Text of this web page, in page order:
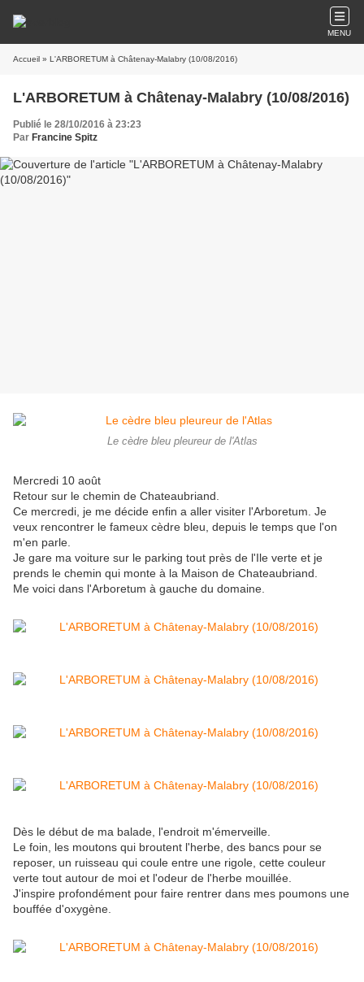
MENU
Accueil » L'ARBORETUM à Châtenay-Malabry (10/08/2016)
L'ARBORETUM à Châtenay-Malabry (10/08/2016)
Publié le 28/10/2016 à 23:23
Par Francine Spitz
Le cèdre bleu pleureur de l'Atlas
Mercredi 10 août
Retour sur le chemin de Chateaubriand.
Ce mercredi, je me décide enfin a aller visiter l'Arboretum. Je
veux rencontrer le fameux cèdre bleu, depuis le temps que l'on
m'en parle.
Je gare ma voiture sur le parking tout près de l'Ile verte et je
prends le chemin qui monte à la Maison de Chateaubriand.
Me voici dans l'Arboretum à gauche du domaine.
Dès le début de ma balade, l'endroit m'émerveille.
Le foin, les moutons qui broutent l'herbe, des bancs pour se
reposer, un ruisseau qui coule entre une rigole, cette couleur
verte tout autour de moi et l'odeur de l'herbe mouillée.
J'inspire profondément pour faire rentrer dans mes poumons une
bouffée d'oxygène.